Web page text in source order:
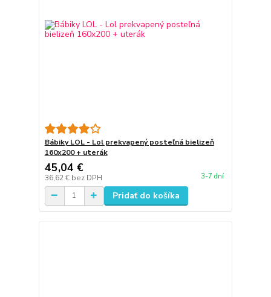
Bábiky LOL - Lol prekvapený posteľná bielizeň
160x200 + uterák
45,04 €
36,62 € bez DPH 3-7 dní
Pridať do košíka